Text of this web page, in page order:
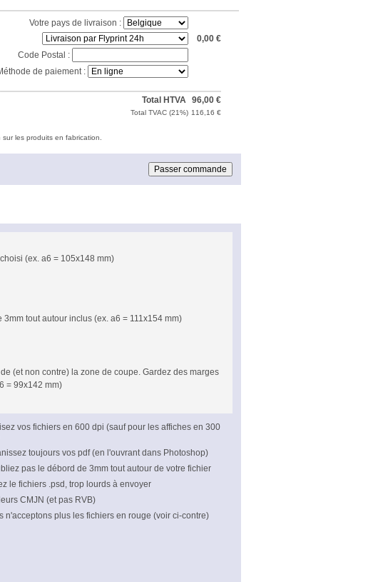
Votre pays de livraison :
0,00 €
Code Postal :
de paiement :
Total HTVA 96,00 €
Total TVAC (21%) 116,16 €
les produits en fabrication.
(ex. a6 = 105x148 mm)
tout autour inclus (ex. a6 = 111x154 mm)
(et non contre) la zone de coupe. Gardez des marges
= 99x142 mm)
vos fichiers en 600 dpi (sauf pour les affiches en 300
toujours vos pdf (en l'ouvrant dans Photoshop)
pas le débord de 3mm tout autour de votre fichier
le fichiers .psd, trop lourds à envoyer
CMJN (et pas RVB)
n'acceptons plus les fichiers en rouge (voir ci-contre)